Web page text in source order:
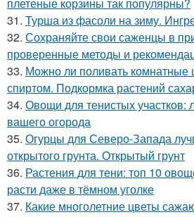
31. Турша из фасоли на зиму.
32. Сохраняйте свои саженцы в
проверенные методы и
33. Можно ли поливать
спиртом. Подкормка растений
34. Овощи для тенистых
вашего огорода
35. Огурцы для Северо-Запада
открытого грунта. Открытый грунт
36. Растения для тени: топ 10
расти даже в тёмном уголке
37. Какие многолетние цветы